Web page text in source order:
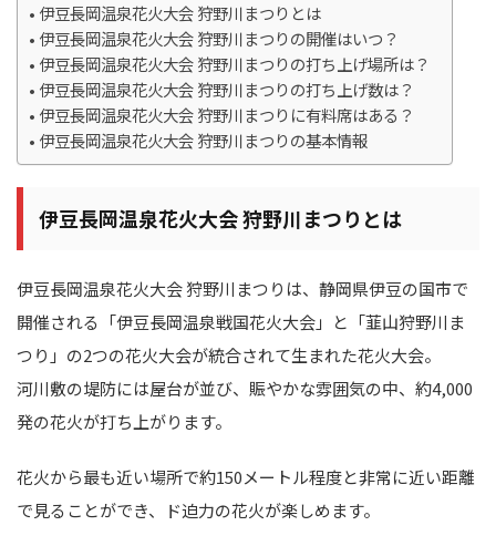
伊豆長岡温泉花火大会 狩野川まつりとは
伊豆長岡温泉花火大会 狩野川まつりの開催はいつ？
伊豆長岡温泉花火大会 狩野川まつりの打ち上げ場所は？
伊豆長岡温泉花火大会 狩野川まつりの打ち上げ数は？
伊豆長岡温泉花火大会 狩野川まつりに有料席はある？
伊豆長岡温泉花火大会 狩野川まつりの基本情報
伊豆長岡温泉花火大会 狩野川まつりとは
伊豆長岡温泉花火大会 狩野川まつりは、静岡県伊豆の国市で
開催される「伊豆長岡温泉戦国花火大会」と「韮山狩野川ま
つり」の2つの花火大会が統合されて生まれた花火大会。
河川敷の堤防には屋台が並び、賑やかな雰囲気の中、約4,000
発の花火が打ち上がります。
花火から最も近い場所で約150メートル程度と非常に近い距離
で見ることができ、ド迫力の花火が楽しめます。